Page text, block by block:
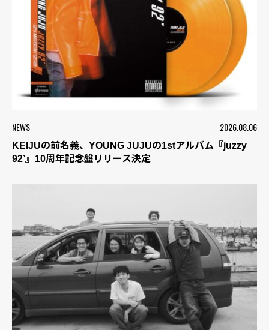
NEWS 2026.08.06
KEIJUの前名義、YOUNG JUJUの1stアルバム『juzzy
92’』10周年記念盤リリース決定